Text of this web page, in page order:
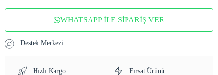
WHATSAPP İLE SİPARİŞ VER
Destek Merkezi
Hızlı Kargo Fırsat Ürünü